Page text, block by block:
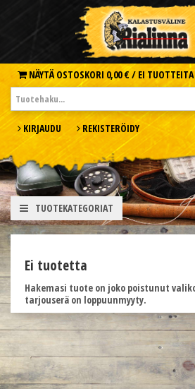
NÄYTÄ OSTOSKORI 0,00 € / EI TUOTTEITA
KIRJAUDU REKISTERÖIDY
TUOTEKATEGORIAT
Ei tuotetta
Hakemasi tuote on joko poistunut
tarjouserä on loppuunmyyty.